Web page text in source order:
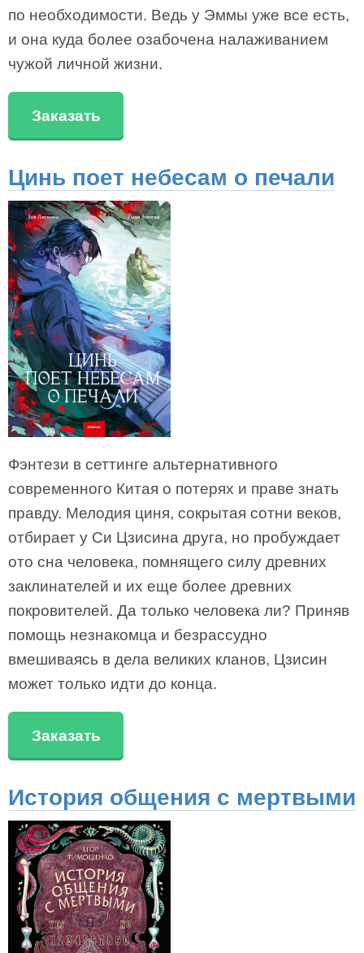
по необходимости. Ведь у Эммы уже все есть,
и она куда более озабочена налаживанием
чужой личной жизни.
Заказать
Цинь поет небесам о печали
Фэнтези в сеттинге альтернативного
современного Китая о потерях и праве знать
правду. Мелодия циня, сокрытая сотни веков,
отбирает у Си Цзисина друга, но пробуждает
ото сна человека, помнящего силу древних
заклинателей и их еще более древних
покровителей. Да только человека ли? Приняв
помощь незнакомца и безрассудно
вмешиваясь в дела великих кланов, Цзисин
может только идти до конца.
Заказать
История общения с мертвыми